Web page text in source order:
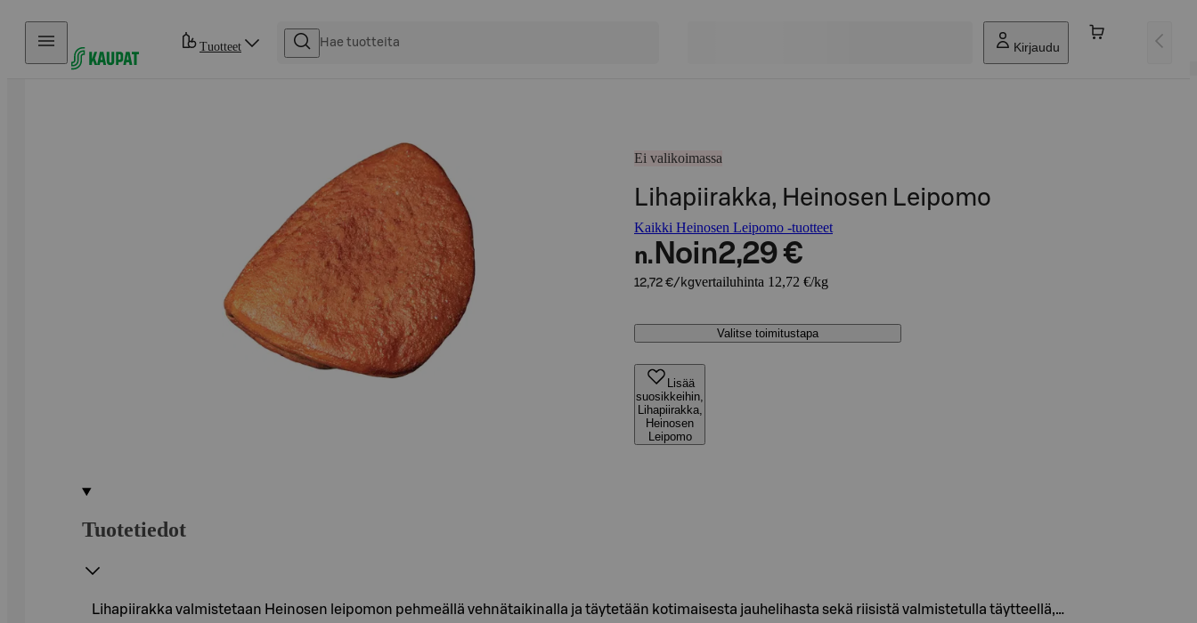
Hyppää sisältöön
Tuotteet Kirjaudu
Ei valikoimassa
Lihapiirakka, Heinosen Leipomo
Kaikki Heinosen Leipomo -tuotteet
n. Noin2,29 €
12,72 €/kgvertailuhinta 12,72 €/kg
Valitse toimitustapa
Lisää
suosikkeihin,
Lihapiirakka,
Heinosen
Leipomo
Tuotetiedot
Lihapiirakka valmistetaan Heinosen leipomon pehmeällä vehnätaikinalla ja täytetään kotimaisesta jauhelihasta sekä riisistä valmistetulla täytteellä,…